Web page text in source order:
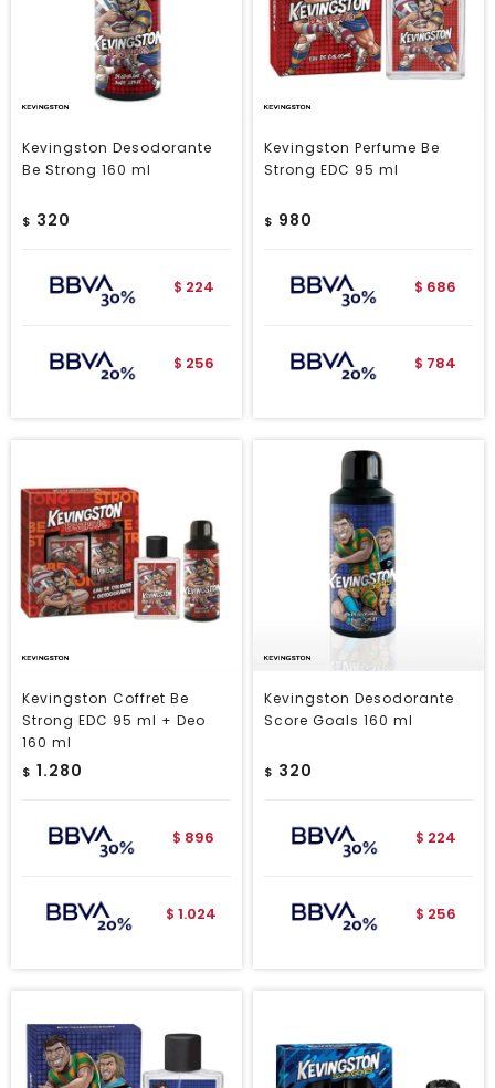
Kevingston Desodorante
Be Strong 160 ml
$ 320
$ 224
$ 256
Kevingston Perfume Be
Strong EDC 95 ml
$ 980
$ 686
$ 784
Kevingston Coffret Be
Strong EDC 95 ml + Deo
160 ml
$ 1.280
$ 896
$ 1.024
Kevingston Desodorante
Score Goals 160 ml
$ 320
$ 224
$ 256